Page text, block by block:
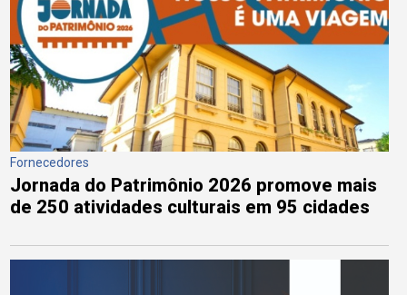
Fornecedores
Jornada do Patrimônio 2026 promove mais
de 250 atividades culturais em 95 cidades